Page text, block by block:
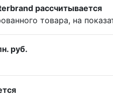
рассчитывается
товара, на
руб.